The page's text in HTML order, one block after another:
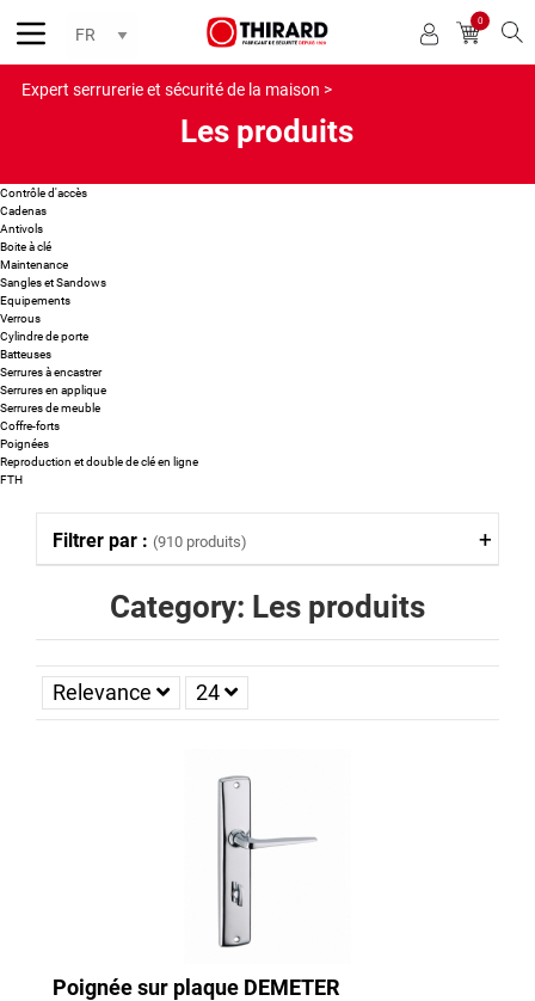
0
Expert serrurerie et sécurité de la maison >
Les produits
Contrôle d'accès
Cadenas
Antivols
Boite à clé
Maintenance
Sangles et Sandows
Equipements
Verrous
Cylindre de porte
Batteuses
Serrures à encastrer
Serrures en applique
Serrures de meuble
Coffre-forts
Poignées
Reproduction et double de clé en ligne
FTH
Category: Les produits
Relevance 24
Poignée sur plaque DEMETER
Filtrer par : (910 produits)